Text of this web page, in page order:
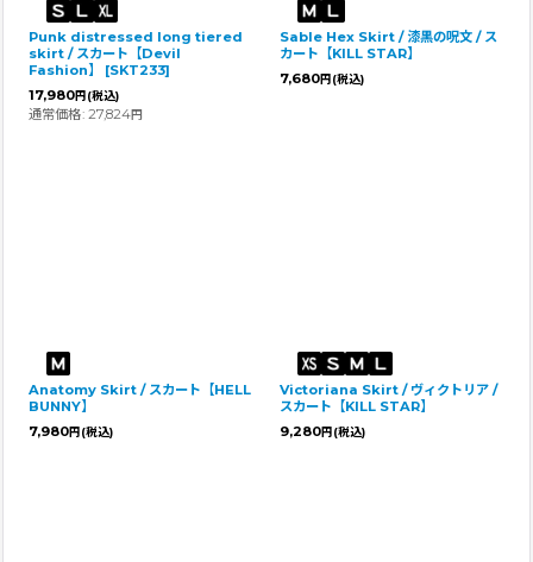
Punk distressed long tiered
skirt / スカート【Devil
Fashion】
[SKT233]
17,980円 (税込)
通常価格: 27,824円
Sable Hex Skirt / 漆黒の呪文 / ス
カート【KILL STAR】
7,680円 (税込)
Anatomy Skirt / スカート【HELL
BUNNY】
7,980円 (税込)
Victoriana Skirt / ヴィクトリア /
スカート【KILL STAR】
9,280円 (税込)